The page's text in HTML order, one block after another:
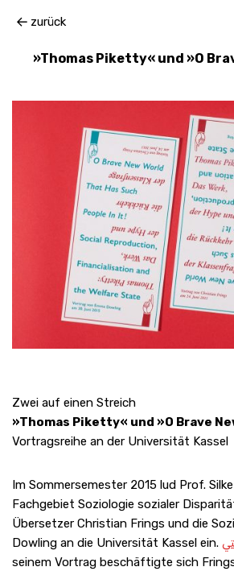
zurück
»Thomas Piketty« und »O
Zwei auf einen Streich
»Thomas Piketty« und »O Brave
Vortragsreihe an der Universität Kassel
Im Sommersemester 2015 lud Prof.
Fachgebiet Soziologie sozialer
Übersetzer Christian Frings und die
Dowling an die Universität Kassel ein.
seinem Vortrag beschäftigte sich